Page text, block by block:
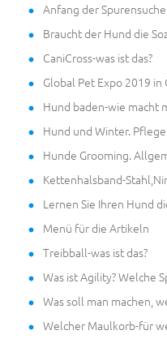
Anfang der Spurensuche
Braucht der Hund die
CaniCross-was ist das?
Global Pet Expo 2019 in
Hund baden-wie macht
Hund und Winter.
Hunde Grooming.
Kettenhalsband-
Lernen Sie Ihren Hund
Menü für die Artikeln
Treibball-was ist das?
Was ist Agility? Welche
Was soll man machen,
Welcher Maulkorb-für